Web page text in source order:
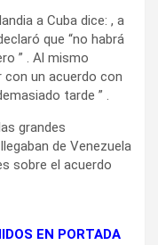
a Cuba dice: , a
que “no habrá
” . Al mismo
con un acuerdo con
tarde ” .
grandes
de Venezuela
sobre el acuerdo
EN PORTADA